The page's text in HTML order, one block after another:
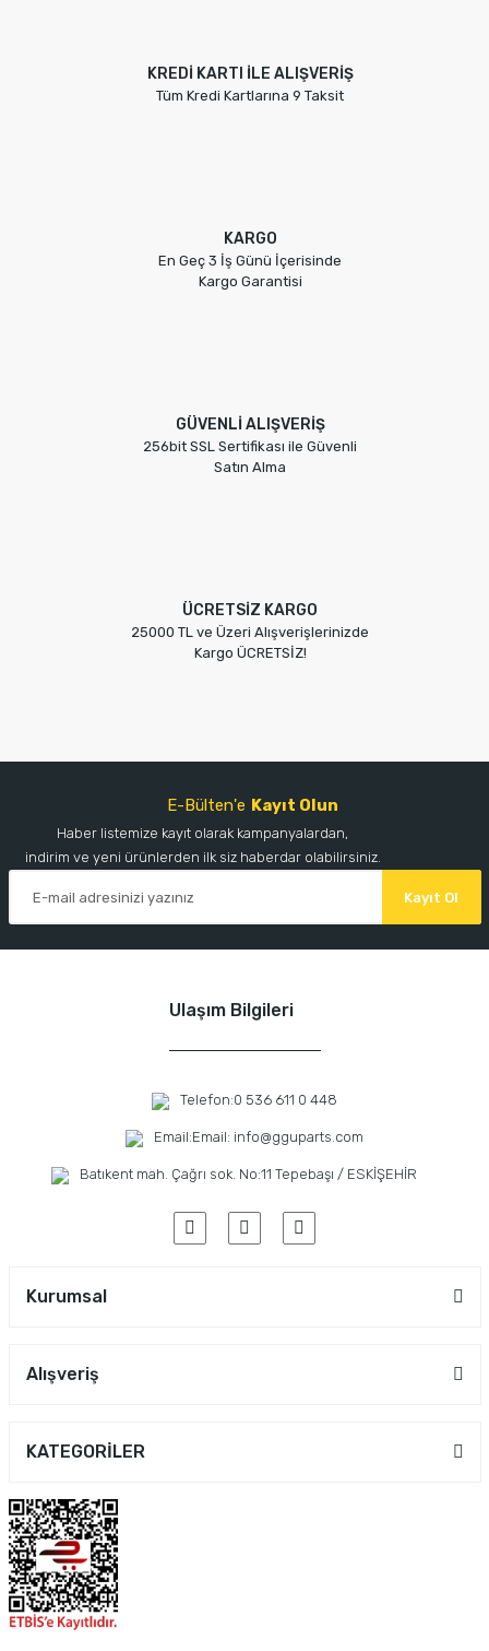
KREDİ KARTI İLE ALIŞVERİŞ
Tüm Kredi Kartlarına 9 Taksit
KARGO
En Geç 3 İş Günü İçerisinde
Kargo Garantisi
GÜVENLİ ALIŞVERİŞ
256bit SSL Sertifikası ile Güvenli
Satın Alma
ÜCRETSİZ KARGO
25000 TL ve Üzeri Alışverişlerinizde
Kargo ÜCRETSİZ!
E-Bülten'e Kayıt Olun
Haber listemize kayıt olarak kampanyalardan,
indirim ve yeni ürünlerden ilk siz haberdar olabilirsiniz.
Kayıt Ol
Ulaşım Bilgileri
Telefon:0 536 611 0 448
Email:Email: info@gguparts.com
Batıkent mah. Çağrı sok. No:11 Tepebaşı / ESKİŞEHİR
Kurumsal
Alışveriş
KATEGORİLER